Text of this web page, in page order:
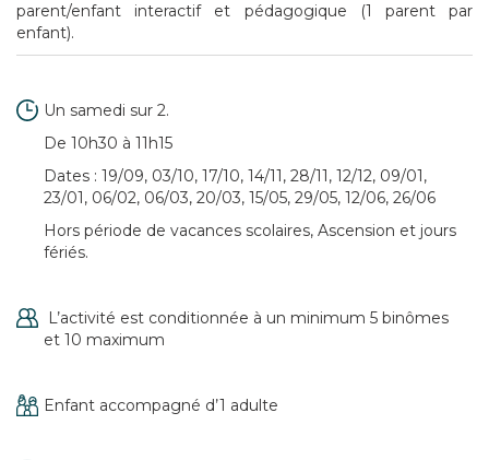
parent/enfant interactif et pédagogique (1 parent par
enfant).
Un samedi sur 2.
De 10h30 à 11h15
Dates : 19/09, 03/10, 17/10, 14/11, 28/11, 12/12, 09/01,
23/01, 06/02, 06/03, 20/03, 15/05, 29/05, 12/06, 26/06
Hors période de vacances scolaires, Ascension et jours
fériés.
L’activité est conditionnée à un minimum 5 binômes
et 10 maximum
Enfant accompagné d’1 adulte